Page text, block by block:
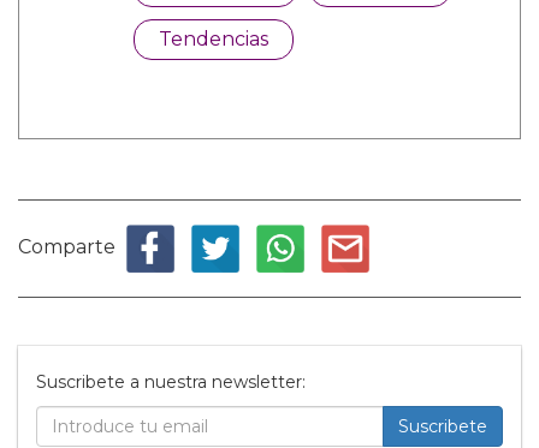
Tendencias
Comparte
Suscribete a nuestra newsletter:
Suscribete